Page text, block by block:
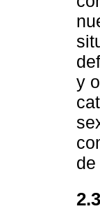
y